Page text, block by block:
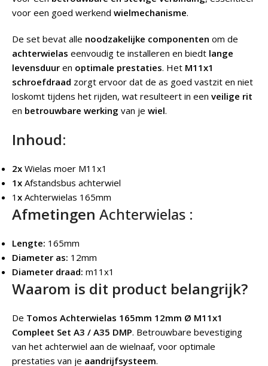
voor een goed werkend wielmechanisme.
De set bevat alle noodzakelijke componenten om de
achterwielas eenvoudig te installeren en biedt lange
levensduur en optimale prestaties. Het M11x1
schroefdraad zorgt ervoor dat de as goed vastzit en niet
loskomt tijdens het rijden, wat resulteert in een veilige rit
en betrouwbare werking van je wiel.
Inhoud:
2x Wielas moer M11x1
1x Afstandsbus achterwiel
1 x Achterwielas 165mm
Afmetingen Achterwielas :
Lengte: 165mm
Diameter as: 12mm
Diameter draad: m11x1
Waarom is dit product belangrijk?
De Tomos Achterwielas 165mm 12mm Ø M11x1
Compleet Set A3 / A35 DMP. Betrouwbare bevestiging
van het achterwiel aan de wielnaaf, voor optimale
prestaties van je aandrijfsysteem.